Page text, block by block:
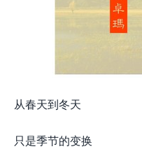
从春天到冬天
只是季节的变换